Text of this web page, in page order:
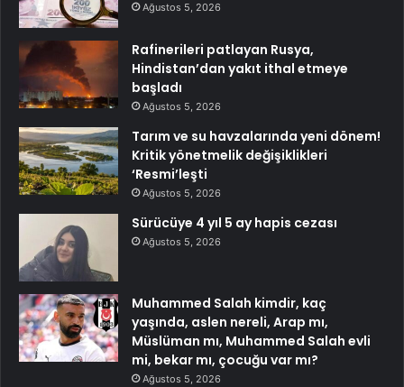
Ağustos 5, 2026
Rafinerileri patlayan Rusya,
Hindistan’dan yakıt ithal etmeye
başladı
Ağustos 5, 2026
Tarım ve su havzalarında yeni dönem!
Kritik yönetmelik değişiklikleri
‘Resmi’leşti
Ağustos 5, 2026
Sürücüye 4 yıl 5 ay hapis cezası
Ağustos 5, 2026
Muhammed Salah kimdir, kaç
yaşında, aslen nereli, Arap mı,
Müslüman mı, Muhammed Salah evli
mi, bekar mı, çocuğu var mı?
Ağustos 5, 2026